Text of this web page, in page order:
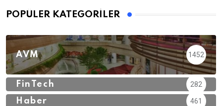
POPÜLER KATEGORILER
AVM 1452
FinTech 282
Haber 461